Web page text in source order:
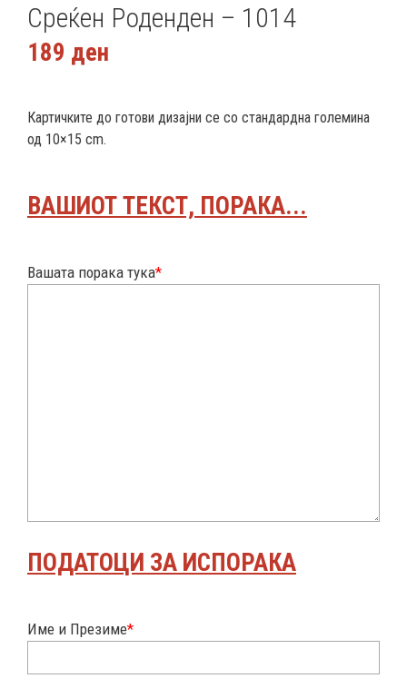
Среќен Роденден – 1014
189 ден
Картичките до готови дизајни се со стандардна големина
од 10×15 cm.
ВАШИОТ ТЕКСТ, ПОРАКА...
Вашата порака тука*
ПОДАТОЦИ ЗА ИСПОРАКА
Име и Презиме*